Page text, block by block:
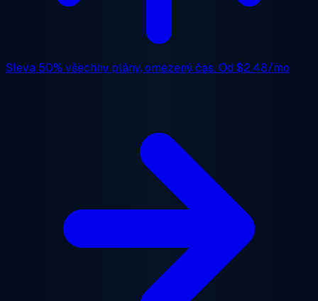
Sleva 50% všechny plány, omezený čas. Od $2.48/mo